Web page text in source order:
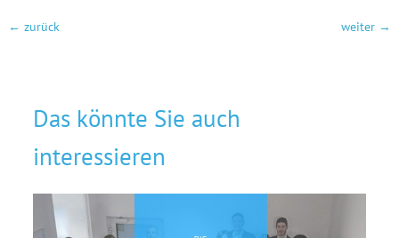
← zurück weiter →
Das könnte Sie auch
interessieren